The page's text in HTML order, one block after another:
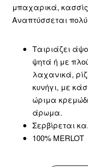
μπαχαρικά,
Αναπτύσσεται
Ταιριάζει
ψητά ή με
λαχανικά,
κυνήγι, με
ώριμα
άρωμα.
Σερβίρεται
100% MERLOT